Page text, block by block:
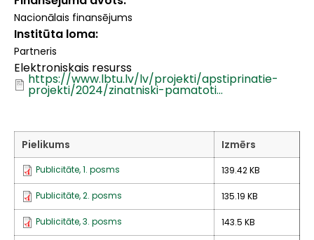
Nacionālais finansējums
Institūta loma
Partneris
Elektroniskais resurss
https://www.lbtu.lv/lv/projekti/apstiprinatie-
projekti/2024/zinatniski-pamatoti…
Pielikums Izmērs
Publicitāte, 1. posms 139.42 KB
Publicitāte, 2. posms 135.19 KB
Publicitāte, 3. posms 143.5 KB